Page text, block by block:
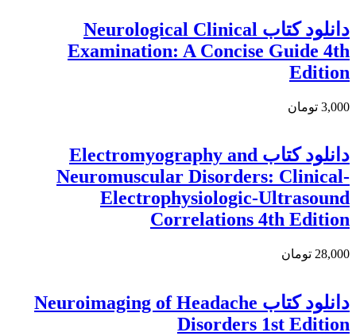
دانلود كتاب Neurological Clinical
Examination: A Concise Guide 4th
Edition
3,000 تومان
دانلود کتاب Electromyography and
Neuromuscular Disorders: Clinical-
Electrophysiologic-Ultrasound
Correlations 4th Edition
28,000 تومان
دانلود کتاب Neuroimaging of Headache
Disorders 1st Edition